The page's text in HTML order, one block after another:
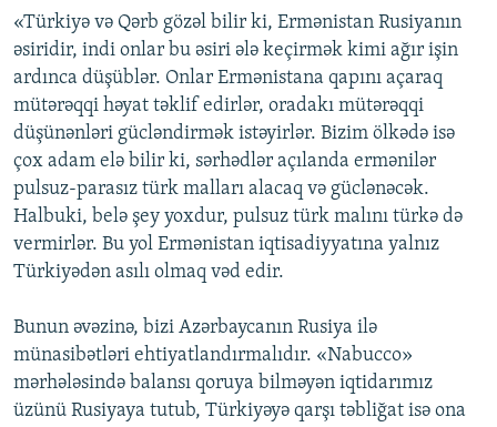
«Türkiyə və Qərb gözəl bilir ki, Ermənistan Rusiyanın
əsiridir, indi onlar bu əsiri ələ keçirmək kimi ağır işin
ardınca düşüblər. Onlar Ermənistana qapını açaraq
mütərəqqi həyat təklif edirlər, oradakı mütərəqqi
düşünənləri gücləndirmək istəyirlər. Bizim ölkədə isə
çox adam elə bilir ki, sərhədlər açılanda ermənilər
pulsuz-parasız türk malları alacaq və güclənəcək.
Halbuki, belə şey yoxdur, pulsuz türk malını türkə də
vermirlər. Bu yol Ermənistan iqtisadiyyatına yalnız
Türkiyədən asılı olmaq vəd edir.
Bunun əvəzinə, bizi Azərbaycanın Rusiya ilə
münasibətləri ehtiyatlandırmalıdır. «Nabucco»
mərhələsində balansı qoruya bilməyən iqtidarımız
üzünü Rusiyaya tutub, Türkiyəyə qarşı təbliğat isə ona